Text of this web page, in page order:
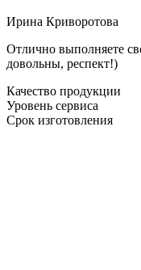
Ирина Криворотова
Отлично выполняете
довольны, респект!)
Качество продукции
Уровень сервиса
Срок изготовления